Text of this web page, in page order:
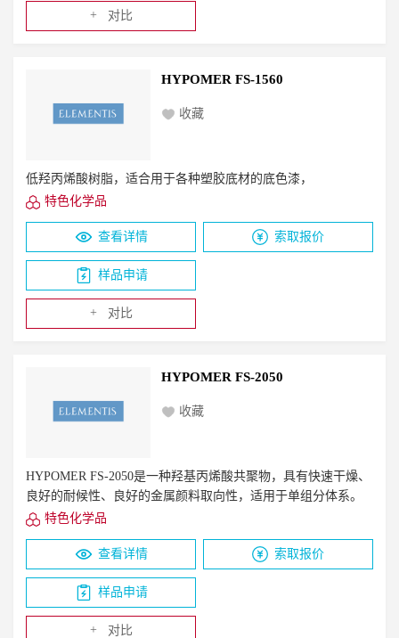
+ 对比
HYPOMER FS-1560
收藏
低羟丙烯酸树脂，适合用于各种塑胶底材的底色漆，
特色化学品
查看详情 索取报价
样品申请
+ 对比
HYPOMER FS-2050
收藏
HYPOMER FS-2050是一种羟基丙烯酸共聚物，具有快速干燥、
良好的耐候性、良好的金属颜料取向性，适用于单组分体系。
特色化学品
查看详情 索取报价
样品申请
+ 对比